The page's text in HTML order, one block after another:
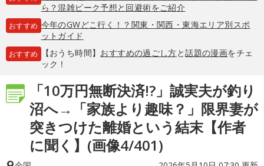
ら？混雑ピーク予想と回避術をご紹介
おすすめ 今年のGWどこ行く！？関東・関西・東海エリア別スポ
ットガイド
おすすめ 【おうち時間】 おすすめの過ごし方と話題の漫画をチェ
ック！
「10万円無断決済!?」誠実夫が釣り
沼へ→「家族より趣味？」限界妻が
突きつけた離婚という結末【作者
に聞く】(画像4/401)